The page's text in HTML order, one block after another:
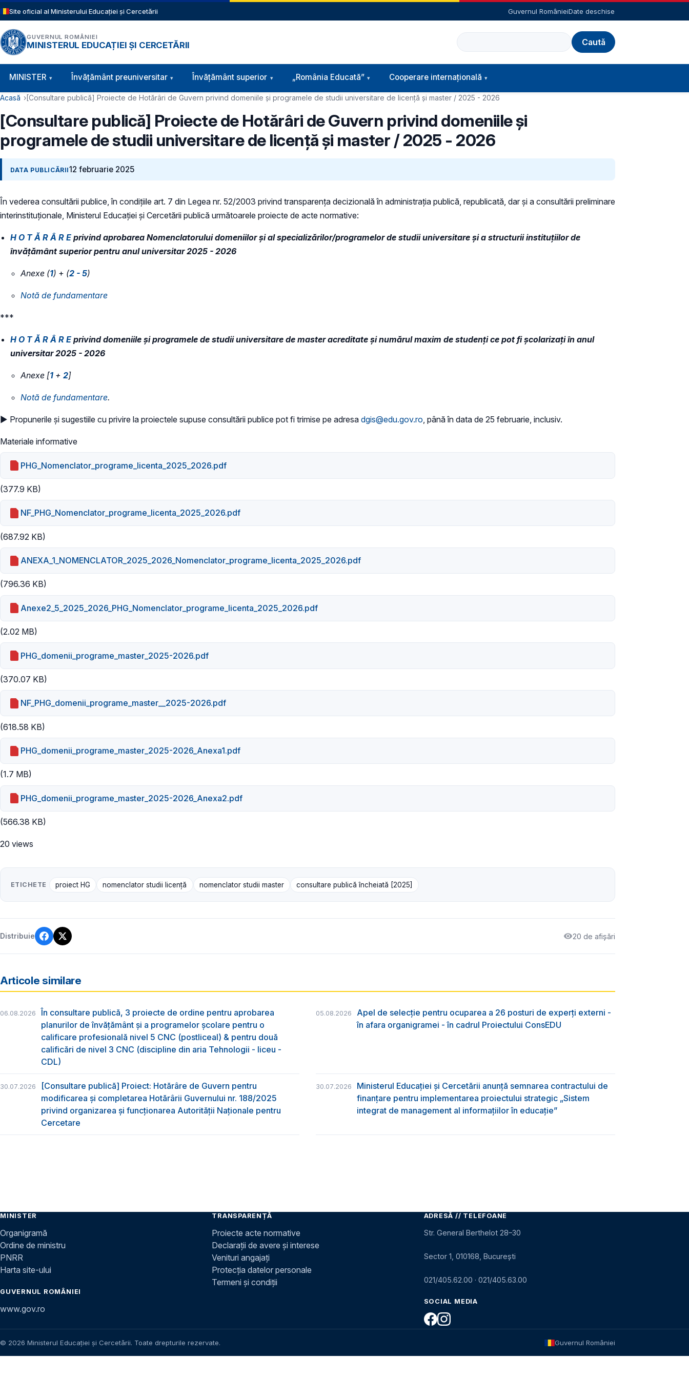
Sari la conținutul principal
Site oficial al Ministerului Educației și Cercetării Guvernul RomânieiDate deschise
GUVERNUL ROMÂNIEI
MINISTERUL EDUCAȚIEI ȘI CERCETĂRII
Caută
Navigație principală
MINISTER Învăţământ preuniversitar Învățământ superior „România Educată” Cooperare internațională
Cale de navigare
Acasă [Consultare publică] Proiecte de Hotărâri de Guvern privind domeniile şi programele de studii universitare de licență și master / 2025 - 2026
[Consultare publică] Proiecte de Hotărâri de Guvern privind domeniile şi
programele de studii universitare de licență și master / 2025 - 2026
DATA PUBLICĂRII12 februarie 2025
În vederea consultării publice, în condiţiile art. 7 din Legea nr. 52/2003 privind transparenţa decizională în administraţia publică, republicată, dar și a consultării preliminare
interinstituționale, Ministerul Educaţiei și Cercetării publică următoarele proiecte de acte normative:
H O T Ă R Â R E privind aprobarea Nomenclatorului domeniilor şi al specializărilor/programelor de studii universitare şi a structurii instituțiilor de
învăţământ superiorpentru anul universitar 2025 - 2026
Anexe (1) + (2 - 5)
Notă de fundamentare
***
H O T Ă R Â R E privind domeniile şi programele de studii universitare de master acreditate şi numărul maxim de studenţi ce pot fi şcolarizaţi în anul
universitar 2025 - 2026
Anexe [1 + 2]
Notă de fundamentare.
► Propunerile și sugestiile cu privire la proiectele supuse consultării publice pot fi trimise pe adresa dgis@edu.gov.ro, până în data de 25 februarie, inclusiv.
Materiale informative
PHG_Nomenclator_programe_licenta_2025_2026.pdf
(377.9 KB)
NF_PHG_Nomenclator_programe_licenta_2025_2026.pdf
(687.92 KB)
ANEXA_1_NOMENCLATOR_2025_2026_Nomenclator_programe_licenta_2025_2026.pdf
(796.36 KB)
Anexe2_5_2025_2026_PHG_Nomenclator_programe_licenta_2025_2026.pdf
(2.02 MB)
PHG_domenii_programe_master_2025-2026.pdf
(370.07 KB)
NF_PHG_domenii_programe_master__2025-2026.pdf
(618.58 KB)
PHG_domenii_programe_master_2025-2026_Anexa1.pdf
(1.7 MB)
PHG_domenii_programe_master_2025-2026_Anexa2.pdf
(566.38 KB)
20 views
ETICHETE proiect HG nomenclator studii licență nomenclator studii master consultare publică încheiată [2025]
Distribuie 20 de afișări
Articole similare
06.08.2026
În consultare publică, 3 proiecte de ordine pentru aprobarea
planurilor de învățământ și a programelor școlare pentru o
calificare profesională nivel 5 CNC (postliceal) & pentru două
calificări de nivel 3 CNC (discipline din aria Tehnologii - liceu -
CDL)
05.08.2026
Apel de selecție pentru ocuparea a 26 posturi de experți externi -
în afara organigramei - în cadrul Proiectului ConsEDU
30.07.2026
[Consultare publică] Proiect: Hotărâre de Guvern pentru
modificarea și completarea Hotărârii Guvernului nr. 188/2025
privind organizarea şi funcţionarea Autorităţii Naţionale pentru
Cercetare
30.07.2026
Ministerul Educației și Cercetării anunță semnarea contractului de
finanțare pentru implementarea proiectului strategic „Sistem
integrat de management al informațiilor în educație”
MINISTER
Organigramă
Ordine de ministru
PNRR
Harta site-ului
GUVERNUL ROMÂNIEI
www.gov.ro
TRANSPARENȚĂ
Proiecte acte normative
Declarații de avere și interese
Venituri angajați
Protecția datelor personale
Termeni și condiții
ADRESĂ // TELEFOANE
Str. General Berthelot 28–30
Sector 1, 010168, București
021/405.62.00 · 021/405.63.00
SOCIAL MEDIA
© 2026 Ministerul Educației și Cercetării. Toate drepturile rezervate. Guvernul României